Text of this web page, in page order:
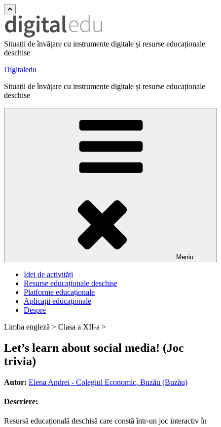
Situații de învățare cu instrumente digitale și resurse educaționale
deschise
Digitaledu
Situații de învățare cu instrumente digitale și resurse educaționale
deschise
Meniu
Idei de activități
Resurse educaționale deschise
Platforme educaționale
Aplicații educaționale
Despre
Limba engleză > Clasa a XII-a >
Let’s learn about social media! (Joc
trivia)
Autor: Elena Andrei - Colegiul Economic, Buzău (Buzău)
Descriere:
Resursă educațională deschisă care constă într-un joc interactiv în